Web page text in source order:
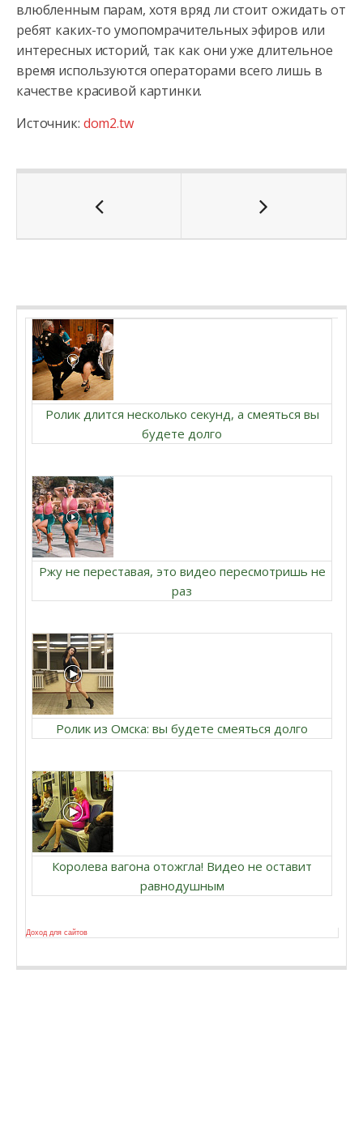
влюбленным парам, хотя вряд ли стоит ожидать от
ребят каких-то умопомрачительных эфиров или
интересных историй, так как они уже длительное
время используются операторами всего лишь в
качестве красивой картинки.
Источник: dom2.tw
Ролик длится несколько секунд, а смеяться вы
будете долго
Ржу не переставая, это видео пересмотришь не
раз
Ролик из Омска: вы будете смеяться долго
Королева вагона отожгла! Видео не оставит
равнодушным
Доход для сайтов